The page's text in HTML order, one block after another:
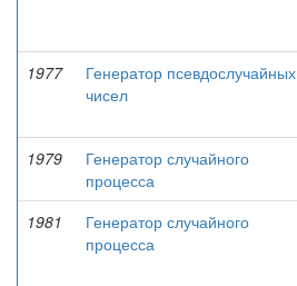
1977
Генератор псевдослучайных
чисел
1979
Генератор случайного
процесса
1981
Генератор случайного
процесса